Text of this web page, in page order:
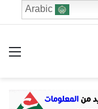
أخبار اقتصادية من العالم العربي.. فائض سعودي مع الخليج واليابان وأرباح قياسية لمصفاة الأردن وأدنوك للغاز Arabic